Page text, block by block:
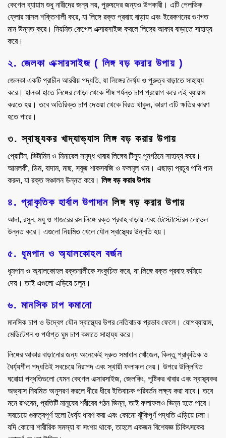
কেগেল ব্যায়াম শুধু নারীদের জন্য নয়, পুরুষদের জন্যও উপকারী। এটি পেলভিক
ফ্লোর মাসল শক্তিশালী করে, যা লিঙ্গে রক্ত প্রবাহ বাড়ায় এবং ইরেকশনের গুণগত
মান উন্নত করে। নিয়মিত কেগেল এক্সারসাইজ করলে লিঙ্গের আকার বাড়াতে সাহায্য
করে।
২. জেলকা এক্সারসাইজ ( লিঙ্গ বড় করার উপায় )
জেলকা একটি প্রাচীন আরবীয় পদ্ধতি, যা লিঙ্গের দৈর্ঘ্য ও পুরুত্ব বাড়াতে সাহায্য
করে। হালকা হাতে লিঙ্গের গোড়া থেকে শীষ পর্যন্ত চাপ প্রয়োগ করে এই ব্যায়াম
করতে হয়। তবে অতিরিক্ত চাপ দেওয়া থেকে বিরত থাকুন, কারণ এটি ক্ষতির কারণ
হতে পারে।
৩. স্বাস্থ্যকর খাদ্যাভ্যাস লিঙ্গ বড় করার উপায়
প্রোটিন, ভিটামিন ও মিনারেল সমৃদ্ধ খাবার লিঙ্গের টিস্যু পুনর্গঠনে সাহায্য করে।
আমলকী, ডিম, বাদাম, মাছ, সবুজ শাকসবজি ও ফলমূল খান। এছাড়া প্রচুর পানি পান
করুন, যা রক্ত সঞ্চালন উন্নত করে। লিঙ্গ বড় করার উপায়
৪. প্রাকৃতিক হার্বাল উপাদান লিঙ্গ বড় করার উপায়
আদা, রসুন, মধু ও গাজরের রস লিঙ্গে রক্ত প্রবাহ বাড়ায় এবং টেস্টোস্টেরন লেভেল
উন্নত করে। এগুলো নিয়মিত খেলে যৌন স্বাস্থ্যের উন্নতি হয়।
৫. ধূমপান ও অ্যালকোহল বর্জন
ধূমপান ও অ্যালকোহল রক্তনালীকে সংকুচিত করে, যা লিঙ্গে রক্ত প্রবাহ কমিয়ে
দেয়। তাই এগুলো এড়িয়ে চলুন।
৬. মানসিক চাপ কমানো
মানসিক চাপ ও উদ্বেগ যৌন স্বাস্থ্যের উপর নেতিবাচক প্রভাব ফেলে। যোগব্যায়াম,
মেডিটেশন ও পর্যাপ্ত ঘুম চাপ কমাতে সাহায্য করে।
লিঙ্গের আকার বাড়ানোর জন্য অনেকেই দ্রুত সমাধান খোঁজেন, কিন্তু প্রাকৃতিক ও
ধৈর্য্যশীল পদ্ধতিই সবচেয়ে নিরাপদ এবং স্থায়ী ফলাফল দেয়। উপরে উল্লিখিত
ঘরোয়া পদ্ধতিগুলো যেমন কেগেল এক্সারসাইজ, জেলকিং, পুষ্টিকর খাবার এবং স্বাস্থ্যকর
অভ্যাস নিয়মিত অনুসরণ করলে ধীরে ধীরে ইতিবাচক পরিবর্তন লক্ষ্য করা যাবে। তবে
মনে রাখবেন, প্রতিটি মানুষের শরীরের গঠন ভিন্ন, তাই ফলাফলও ভিন্ন হতে পারে।
সবচেয়ে গুরুত্বপূর্ণ হলো ধৈর্য্য ধারণ করা এবং কোনো ঝুঁকিপূর্ণ পদ্ধতি এড়িয়ে চলা।
যদি কোনো শারীরিক সমস্যা বা সংশয় থাকে, তাহলে একজন বিশেষজ্ঞ চিকিৎসকের